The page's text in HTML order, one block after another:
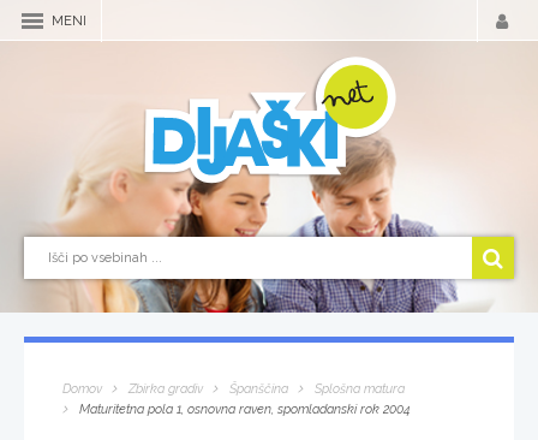
MENI
Domov Zbirka gradiv Španščina
Splošna matura
Maturitetna pola 1, osnovna raven, spomladanski rok 2004